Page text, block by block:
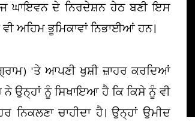
ਘਾਇਵਨ ਦੇ ਨਿਰਦੇਸ਼ਨ ਹੇਠ ਬਣੀ ਇਸ
ਅਹਿਮ ਭੂਮਿਕਾਵਾਂ ਨਿਭਾਈਆਂ ਹਨ।
'ਤੇ ਆਪਣੀ ਖੁਸ਼ੀ ਜ਼ਾਹਰ ਕਰਦਿਆਂ
ਉਨ੍ਹਾਂ ਨੂੰ ਸਿਖਾਇਆ ਹੈ ਕਿ ਕਿਸੇ ਨੂੰ ਵੀ
ਚਾਹੀਦਾ ਹੈ। ਉਨ੍ਹਾਂ ਉਮੀਦ
ਸਭ ਤੋਂ ਪਹਿਲਾਂ ਪਹੁੰਚਦੇ ਹਨ...';
'ਤੇ ਕੰਗਨਾ...